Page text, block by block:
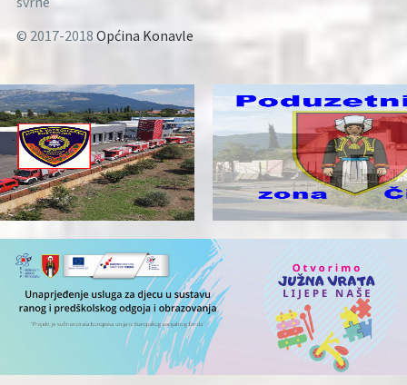
© 2017-2018 Općina Konavle